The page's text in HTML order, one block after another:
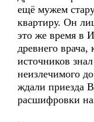
ещё мужем
квартиру. Он
это же время в
древнего
источников
неизлечимого
ждали приезда
расшифровки